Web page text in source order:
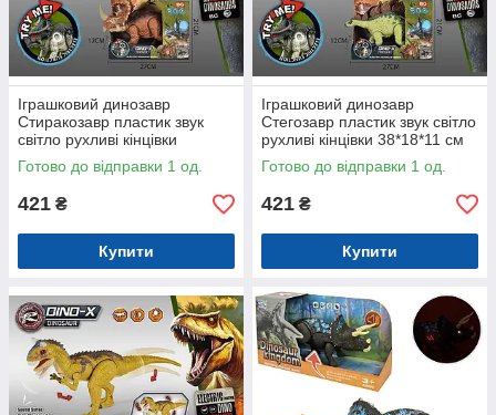
Іграшковий динозавр
Стиракозавр пластик звук
світло рухливі кінцівки
37*19*11 см (BG1007DK-1)
Готово до відправки 1 од.
421 ₴
Купити
Іграшковий динозавр
Стегозавр пластик звук світло
рухливі кінцівки 38*18*11 см
(BG1006DK-1)
Готово до відправки 1 од.
421 ₴
Купити